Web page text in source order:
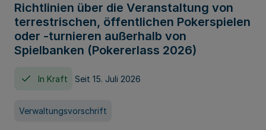
Richtlinien über die Veranstaltung von
terrestrischen, öffentlichen Pokerspielen
oder -turnieren außerhalb von
Spielbanken (Pokererlass 2026)
In Kraft Seit 15. Juli 2026
Verwaltungsvorschrift